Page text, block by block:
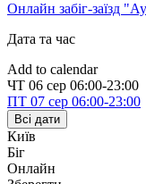
Онлайн забіг-заїзд
Дата та час
Add to calendar
ЧТ 06 сер 06:00-23:00
ПТ 07 сер 06:00-23:00
Всі дати
Київ
Біг
Онлайн